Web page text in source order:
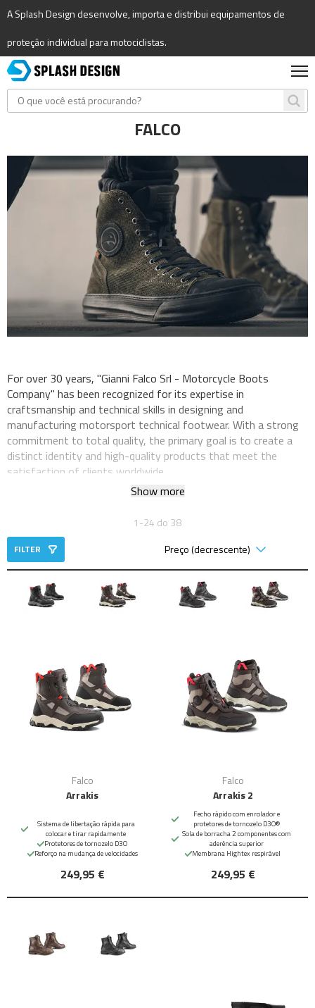
A Splash Design desenvolve, importa e distribui equipamentos de
proteção individual para motociclistas.
FALCO
For over 30 years, "Gianni Falco Srl - Motorcycle Boots
Company" has been recognized for its expertise in
craftsmanship and technical skills in designing and
manufacturing motorsport technical footwear. With a strong
commitment to total quality, the primary goal is to create a
distinct identity and high-quality products that meet the
satisfaction of clients worldwide.
Show more
1-24 do 38
FILTER
Falco
Arrakis
Sistema de libertação rápida para
colocar e tirar rapidamente
Protetores de tornozelo D3O
Reforço na mudança de velocidades
249,95 €
Falco
Arrakis 2
Fecho rápido com enrolador e
protetores de tornozelo D3O®
Sola de borracha 2 componentes com
aderência superior
Membrana Hightex respirável
249,95 €